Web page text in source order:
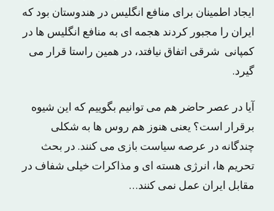
ایجاد اطمینان برای منافع انگلیس در هندوستان بود که
ایران را مجبور کردند هجمه ای به منافع انگلیس ها در
کمپانی شرقی اتفاق نیافتد، در همین راستا قرار می
گیرد.
آیا در عصر حاضر هم می توانیم بگوییم که این شیوه
برقرار است؟ یعنی هنوز هم روس ها به شکلی
چندگانه در عرصه سیاست بازی می کنند. در بحث
تحریم ها، انرژی هسته ای و مذاکرات خیلی شفاف در
مقابل ایران عمل نمی کنند…